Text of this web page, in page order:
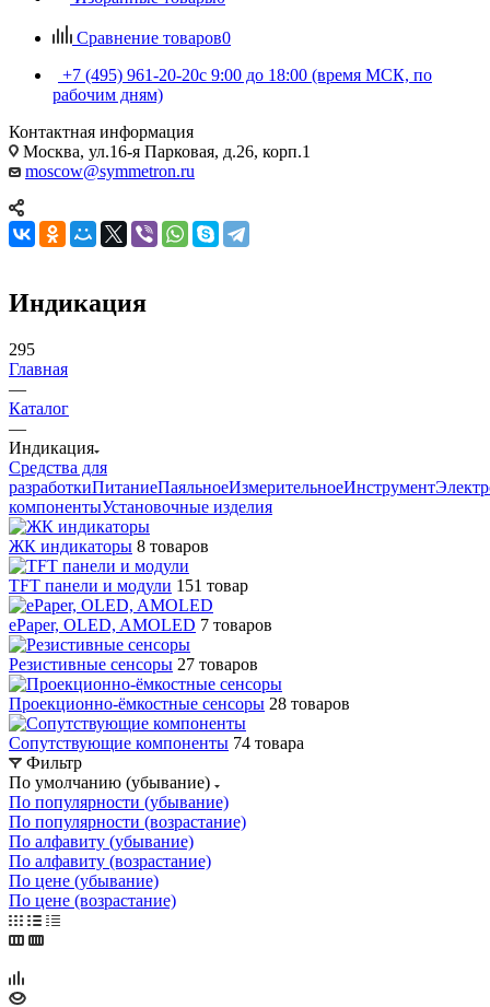
Сравнение товаров0
+7 (495) 961-20-20с 9:00 до 18:00 (время МСК, по
рабочим дням)
Контактная информация
Москва, ул.16-я Парковая, д.26, корп.1
moscow@symmetron.ru
Индикация
295
Главная
—
Каталог
—
Индикация
Средства для
разработкиПитаниеПаяльноеИзмерительноеИнструмент
компонентыУстановочные изделия
ЖК индикаторы 8 товаров
TFT панели и модули 151 товар
ePaper, OLED, AMOLED 7 товаров
Резистивные сенсоры 27 товаров
Проекционно-ёмкостные сенсоры 28 товаров
Сопутствующие компоненты 74 товара
Фильтр
По умолчанию (убывание)
По популярности (убывание)
По популярности (возрастание)
По алфавиту (убывание)
По алфавиту (возрастание)
По цене (убывание)
По цене (возрастание)